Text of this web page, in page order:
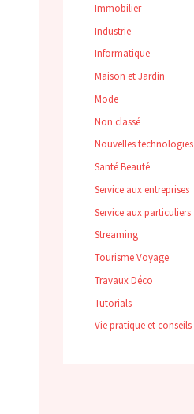
Immobilier
Industrie
Informatique
Maison et Jardin
Mode
Non classé
Nouvelles technologies
Santé Beauté
Service aux entreprises
Service aux particuliers
Streaming
Tourisme Voyage
Travaux Déco
Tutorials
Vie pratique et conseils